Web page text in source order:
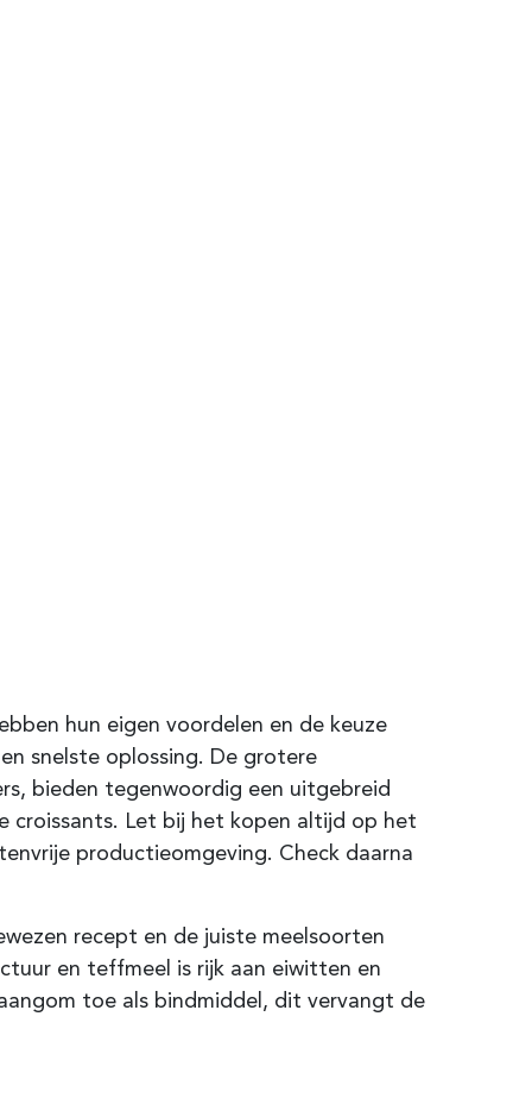
hun eigen voordelen en de keuze
snelste oplossing. De grotere
bieden tegenwoordig een uitgebreid
croissants. Let bij het kopen altijd op het
productieomgeving. Check daarna
recept en de juiste meelsoorten
en teffmeel is rijk aan eiwitten en
toe als bindmiddel, dit vervangt de